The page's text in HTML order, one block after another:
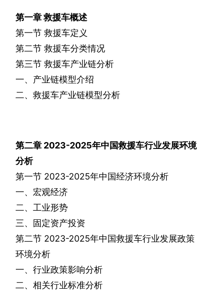
第一章救援车概述
第一节 救援车定义
第二节 救援车分类情况
第三节 救援车产业链分析
一、产业链模型介绍
二、救援车产业链模型分析
第二章 2023-2025年中国救援车行业发展环境
分析
第一节 2023-2025年中国经济环境分析
一、宏观经济
二、工业形势
三、固定资产投资
第二节 2023-2025年中国救援车行业发展政策
环境分析
一、行业政策影响分析
二、相关行业标准分析